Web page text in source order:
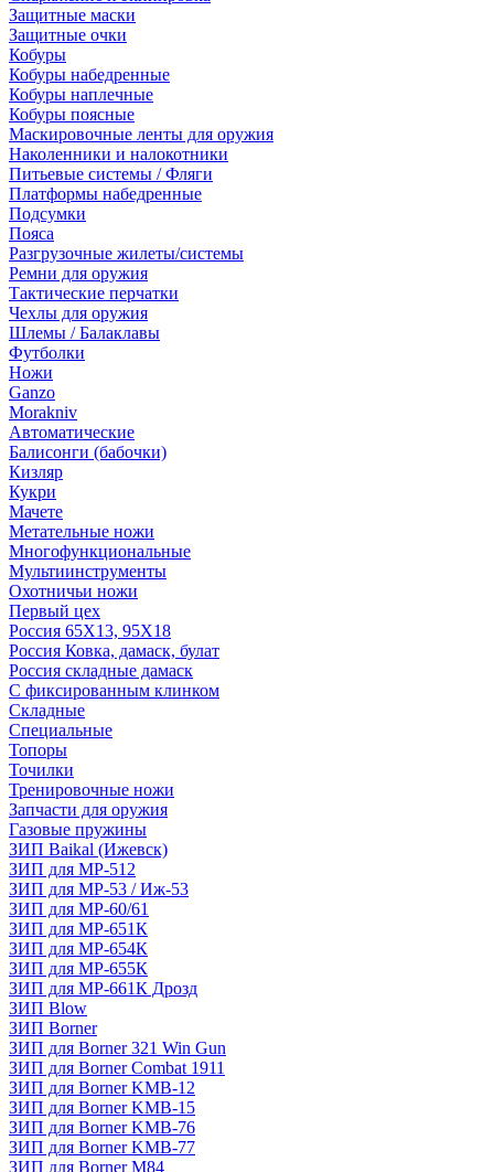
Защитные маски
Защитные очки
Кобуры
Кобуры набедренные
Кобуры наплечные
Кобуры поясные
Маскировочные ленты для оружия
Наколенники и налокотники
Питьевые системы / Фляги
Платформы набедренные
Подсумки
Пояса
Разгрузочные жилеты/системы
Ремни для оружия
Тактические перчатки
Чехлы для оружия
Шлемы / Балаклавы
Футболки
Ножи
Ganzo
Morakniv
Автоматические
Балисонги (бабочки)
Кизляр
Кукри
Мачете
Метательные ножи
Многофункциональные
Мультиинструменты
Охотничьи ножи
Первый цех
Россия 65Х13, 95Х18
Россия Ковка, дамаск, булат
Россия складные дамаск
С фиксированным клинком
Складные
Специальные
Топоры
Точилки
Тренировочные ножи
Запчасти для оружия
Газовые пружины
ЗИП Baikal (Ижевск)
ЗИП для МР-512
ЗИП для МР-53 / Иж-53
ЗИП для МР-60/61
ЗИП для МР-651К
ЗИП для МР-654К
ЗИП для МР-655К
ЗИП для МР-661К Дрозд
ЗИП Blow
ЗИП Borner
ЗИП для Borner 321 Win Gun
ЗИП для Borner Combat 1911
ЗИП для Borner KMB-12
ЗИП для Borner KMB-15
ЗИП для Borner KMB-76
ЗИП для Borner KMB-77
ЗИП для Borner M84